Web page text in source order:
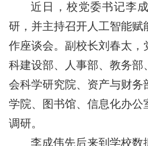
近日，校党委书记李
研，并主持召开人工智能赋
作座谈会。副校长刘春太，
科建设部、人事部、教务部
会科学研究院、资产与财务
学院、图书馆、信息化办公
调研。
李成伟先后来到学校数